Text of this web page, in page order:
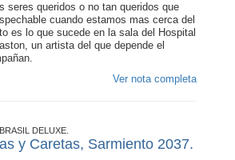
seres queridos o no tan queridos que
cuando estamos mas cerca del
es lo que sucede en la sala del Hospital
un artista del que depende el
Ver nota completa
DELUXE.
y Caretas, Sarmiento 2037.